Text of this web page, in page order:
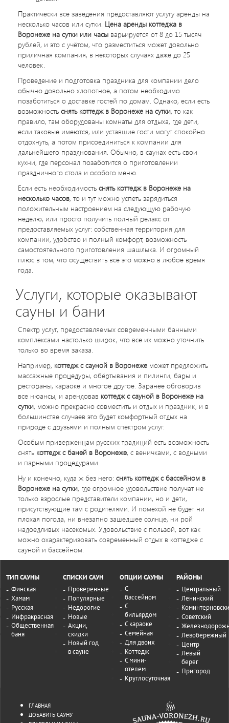
Практически все заведения предоставляют услугу аренды на
несколько часов или сутки. Цена аренды коттеджа в
Воронеже на сутки или часы варьируется от 8 до 15 тысяч
рублей, и это с учётом, что разместиться может довольно
приличная компания, в некоторых случаях даже до 25
человек.
Проведение и подготовка праздника для компании дело
обычно довольно хлопотное, а потом необходимо
позаботиться о доставке гостей по домам. Однако, если есть
возможность снять коттедж в Воронеже на сутки, то как
правило, там оборудованы комнаты для отдыха, где дети,
если таковые имеются, или уставшие гости могут спокойно
отдохнуть, а потом присоединиться к компании для
дальнейшего празднования. Обычно, в саунах есть свои
кухни, где персонал позаботится о приготовлении
праздничного стола и особого меню.
Если есть необходимость снять коттедж в Воронеже на
несколько часов, то и тут можно успеть зарядиться
положительным настроением на следующую рабочую
неделю, или просто получить полный релакс от
предоставляемых услуг: собственная территория для
компании, удобство и полный комфорт, возможность
самостоятельного приготовления шашлыка. И огромный
плюс в том, что осуществить всё это можно в любое время
года.
Услуги, которые оказывают
сауны и бани
Спектр услуг, предоставляемых современными банными
комплексами настолько широк, что все их можно уточнить
только во время заказа.
Например, коттедж с сауной в Воронеже может предложить
массажные процедуры, обёртывания и пилинги, бары и
рестораны, караоке и многое другое. Заранее обговорив
все нюансы, и арендовав коттедж с сауной в Воронеже на
сутки, можно прекрасно совместить и отдых и праздник, и в
большинстве случаев это будет комфортный отдых на
природе с друзьями и полным спектром услуг.
Особым приверженцам русских традиций есть возможность
снять коттедж с баней в Воронеже, с веничками, с водными
и парными процедурами.
Ну и конечно, куда ж без него: снять коттедж с бассейном в
Воронеже на сутки, где огромное удовольствие получат не
только взрослые представители компании, но и дети,
присутствующие там с родителями. И помехой не будет ни
плохая погода, ни внезапно зашедшее солнце, ни рой
надоедливых насекомых. Удовольствие с пользой, вот как
можно охарактеризовать современный отдых в коттедже с
сауной и бассейном.
ТИП САУНЫ
Финская
Хамам
Русская
Инфракрасная
Общественная
баня
СПИСКИ САУН
Проверенные
Популярные
Недорогие
Новые
Акции,
скидки
Новый год
в сауне
ОПЦИИ САУНЫ
С
бассейном
С
бильярдом
С караоке
Семейная
Для двоих
Коттедж
С мини-
отелем
Круглосуточная
РАЙОНЫ
Центральный
Ленинский
Советский
Левобережный
Центр
Левый
берег
Пригород
ГЛАВНАЯ
ДОБАВИТЬ САУНУ